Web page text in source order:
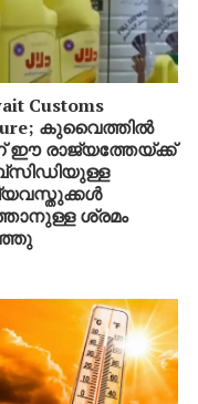
Customs
കുവൈത്തിൽ
ഈ രാജ്യത്തേയ്ക്ക്
ശ്രമം